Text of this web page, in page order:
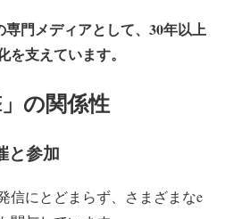
専門メディアとして、30年以上
支えています。
の関係性
と参加
信にとどまらず、さまざまなe